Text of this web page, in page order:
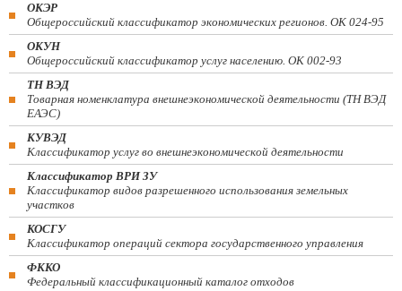
ОКЭР
Общероссийский классификатор экономических регионов. ОК 024-95
ОКУН
Общероссийский классификатор услуг населению. ОК 002-93
ТН ВЭД
Товарная номенклатура внешнеэкономической деятельности (ТН ВЭД
ЕАЭС)
КУВЭД
Классификатор услуг во внешнеэкономической деятельности
Классификатор ВРИ ЗУ
Классификатор видов разрешенного использования земельных
участков
КОСГУ
Классификатор операций сектора государственного управления
ФККО
Федеральный классификационный каталог отходов